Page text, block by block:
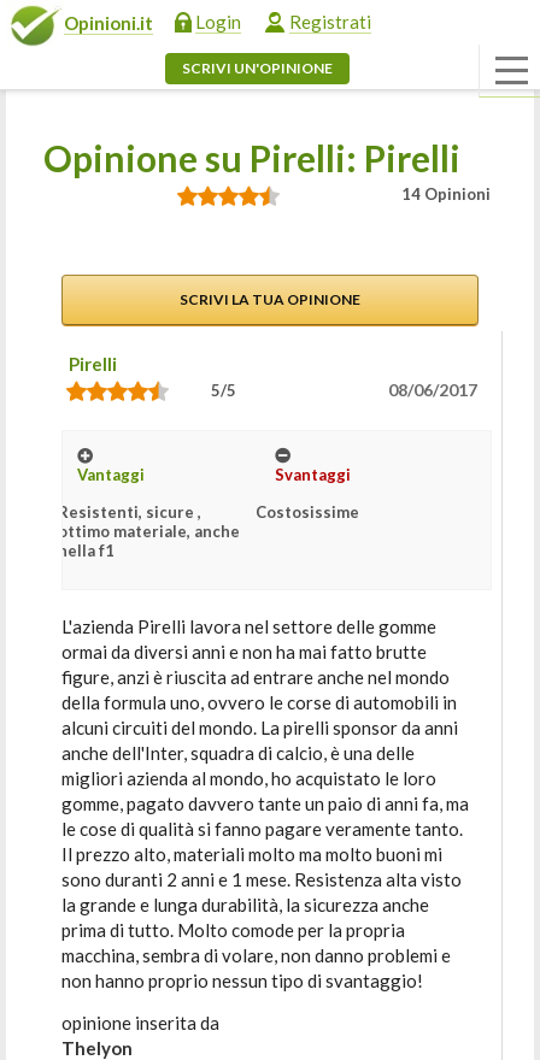
Opinioni.it Login Registrati
SCRIVI UN'OPINIONE
Opinione su Pirelli: Pirelli
14 Opinioni
SCRIVI LA TUA OPINIONE
Pirelli
5/5 08/06/2017
Vantaggi
Resistenti, sicure ,
ottimo materiale, anche
nella f1
Svantaggi
Costosissime
L'azienda Pirelli lavora nel settore delle gomme
ormai da diversi anni e non ha mai fatto brutte
figure, anzi è riuscita ad entrare anche nel mondo
della formula uno, ovvero le corse di automobili in
alcuni circuiti del mondo. La pirelli sponsor da anni
anche dell'Inter, squadra di calcio, è una delle
migliori azienda al mondo, ho acquistato le loro
gomme, pagato davvero tante un paio di anni fa, ma
le cose di qualità si fanno pagare veramente tanto.
Il prezzo alto, materiali molto ma molto buoni mi
sono duranti 2 anni e 1 mese. Resistenza alta visto
la grande e lunga durabilità, la sicurezza anche
prima di tutto. Molto comode per la propria
macchina, sembra di volare, non danno problemi e
non hanno proprio nessun tipo di svantaggio!
opinione inserita da
Thelyon